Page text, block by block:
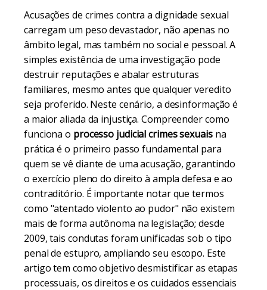
Acusações de crimes contra a dignidade sexual
carregam um peso devastador, não apenas no
âmbito legal, mas também no social e pessoal. A
simples existência de uma investigação pode
destruir reputações e abalar estruturas
familiares, mesmo antes que qualquer veredito
seja proferido. Neste cenário, a desinformação é
a maior aliada da injustiça. Compreender como
funciona o processo judicial crimes sexuaisna
prática é o primeiro passo fundamental para
quem se vê diante de uma acusação, garantindo
o exercício pleno do direito à ampla defesa e ao
contraditório. É importante notar que termos
como "atentado violento ao pudor" não existem
mais de forma autônoma na legislação; desde
2009, tais condutas foram unificadas sob o tipo
penal de estupro, ampliando seu escopo. Este
artigo tem como objetivo desmistificar as etapas
processuais, os direitos e os cuidados essenciais